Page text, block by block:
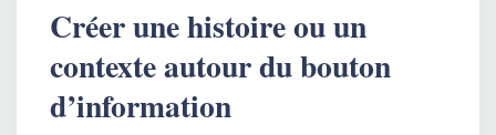
Créer une histoire ou un
contexte autour du bouton
d’information